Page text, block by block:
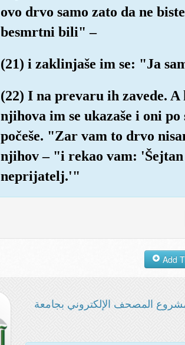
ovo drvo samo zato da ne
besmrtni bili" –
(21) i zaklinjaše im se: "Ja
(22) I na prevaru ih zavede.
njihova im se ukazaše i oni
počeše. "Zar vam to drvo
njihov – "i rekao vam:
neprijatelj.'"
المصحف الإلكتروني بجامعة